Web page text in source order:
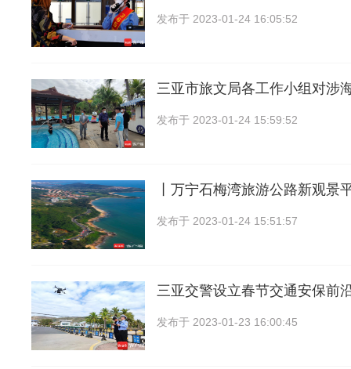
发布于 2023-01-24 16:05:52
三亚市旅文局各工作小组对涉
发布于 2023-01-24 15:59:52
丨万宁石梅湾旅游公路新观景
发布于 2023-01-24 15:51:57
三亚交警设立春节交通安保前
发布于 2023-01-23 16:00:45